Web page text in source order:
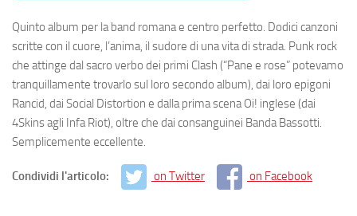
Quinto album per la band romana e centro perfetto. Dodici canzoni
scritte con il cuore, l’anima, il sudore di una vita di strada. Punk rock
che attinge dal sacro verbo dei primi Clash (“Pane e rose” potevamo
tranquillamente trovarlo sul loro secondo album), dai loro epigoni
Rancid, dai Social Distortion e dalla prima scena Oi! inglese (dai
4Skins agli Infa Riot), oltre che dai consanguinei Banda Bassotti.
Semplicemente eccellente.
Condividi l'articolo: on Twitter on Facebook